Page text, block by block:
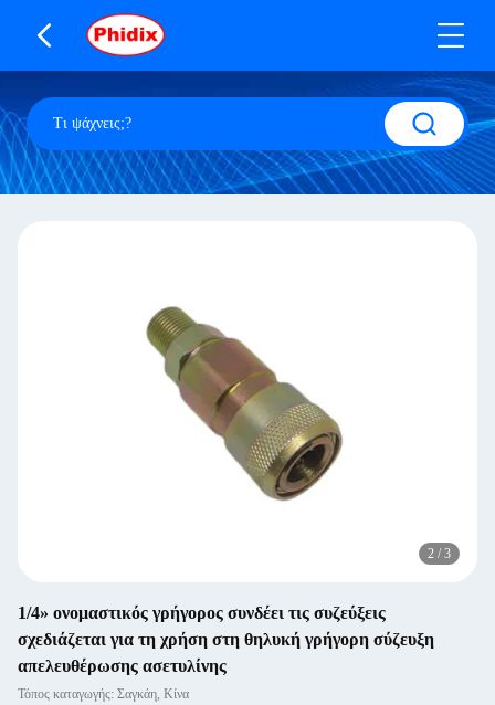
2 / 3
1/4» ονομαστικός γρήγορος συνδέει τις συζεύξεις
σχεδιάζεται για τη χρήση στη θηλυκή γρήγορη σύζευξη
απελευθέρωσης ασετυλίνης
Τόπος καταγωγής: Σαγκάη, Κίνα